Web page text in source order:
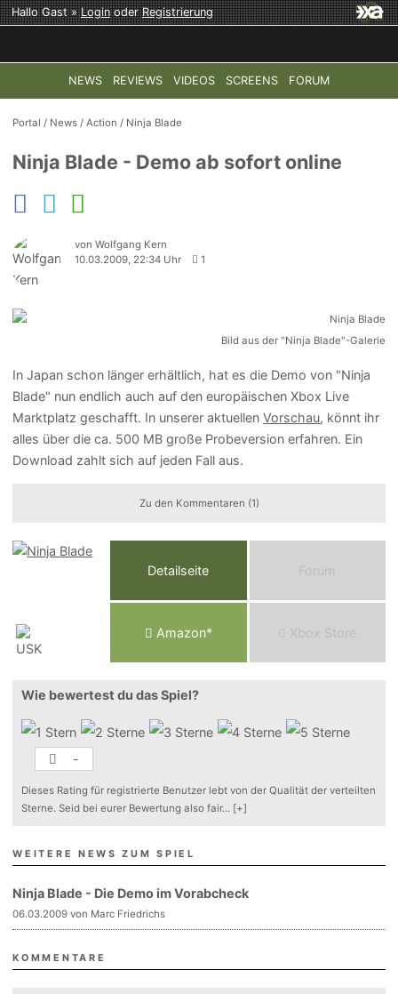
Hallo Gast »LoginoderRegistrierung
NEWS REVIEWS VIDEOS SCREENS FORUM
TOP-THEMEN: COD: MODERN WARFARE 4 HALO:
Portal / News /Action / Ninja Blade
Ninja Blade - Demo ab sofort online
von Wolfgang Kern
10.03.2009, 22:34 Uhr
1
Bild aus der "Ninja Blade"-Galerie
In Japan schon länger erhältlich, hat es die Demo von "Ninja
Blade" nun endlich auch auf den europäischen Xbox Live
Marktplatz geschafft. In unserer aktuellenVorschau, könnt ihr
alles über die ca. 500 MB große Probeversion erfahren. Ein
Download zahlt sich auf jeden Fall aus.
Zu den Kommentaren (1)
Detailseite Forum
Amazon* Xbox Store
Wie bewertest du das Spiel?
-
Dieses Rating für registrierte Benutzer lebt von der Qualität der verteilten
Sterne. Seid bei eurer Bewertung also fair... [+]
WEITERE NEWS ZUM SPIEL
Ninja Blade - Die Demo im Vorabcheck
06.03.2009 von Marc Friedrichs
KOMMENTARE